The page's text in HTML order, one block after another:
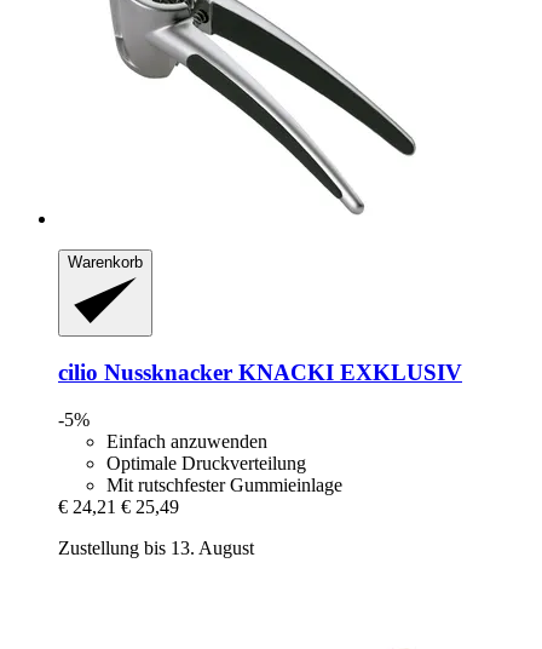
Warenkorb
cilio Nussknacker KNACKI EXKLUSIV
-5%
Einfach anzuwenden
Optimale Druckverteilung
Mit rutschfester Gummieinlage
€ 24,21 € 25,49
Zustellung bis 13. August